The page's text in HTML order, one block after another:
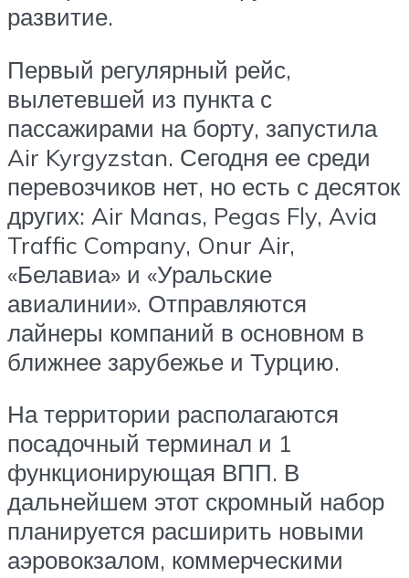
развитие.
Первый регулярный рейс,
вылетевшей из пункта с
пассажирами на борту, запустила
Air Kyrgyzstan. Сегодня ее среди
перевозчиков нет, но есть с десяток
других: Air Manas, Pegas Fly, Avia
Traffic Company, Onur Air,
«Белавиа» и «Уральские
авиалинии». Отправляются
лайнеры компаний в основном в
ближнее зарубежье и Турцию.
На территории располагаются
посадочный терминал и 1
функционирующая ВПП. В
дальнейшем этот скромный набор
планируется расширить новыми
аэровокзалом, коммерческими